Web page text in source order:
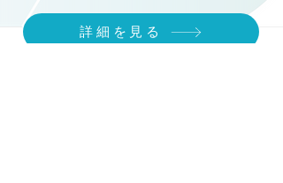
詳細を見る